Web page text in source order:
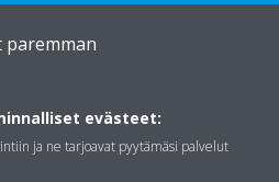
paremman
evästeet:
ja ne tarjoavat pyytämäsi palvelut